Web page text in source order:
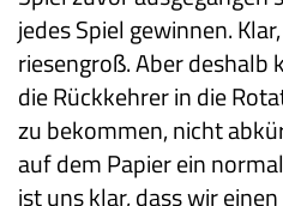
jedes Spiel gewinnen.
riesengroß. Aber deshalb
die Rückkehrer in die
zu bekommen, nicht
auf dem Papier ein
ist uns klar, dass wir